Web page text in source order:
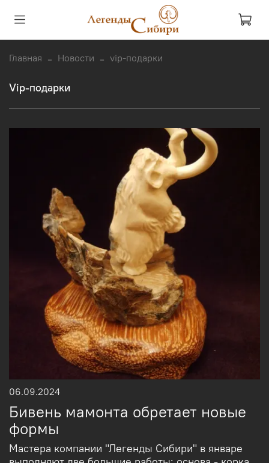
Главная Новости vip-подарки
vip-подарки
06.09.2024
Бивень мамонта обретает новые
формы
Мастера компании "Легенды Сибири" в январе